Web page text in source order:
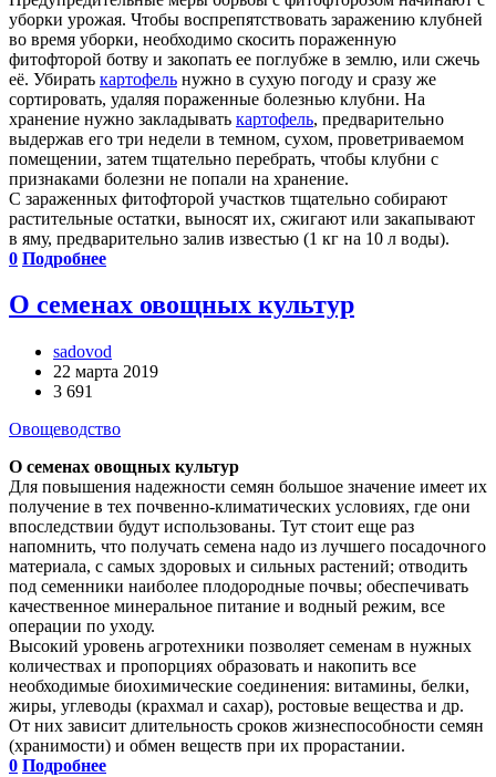
уборки урожая. Чтобы воспрепятствовать заражению клубней
во время уборки, необходимо скосить пораженную
фитофторой ботву и закопать ее поглубже в землю, или сжечь
её. Убирать картофель нужно в сухую погоду и сразу же
сортировать, удаляя пораженные болезнью клубни. На
хранение нужно закладывать картофель, предварительно
выдержав его три недели в темном, сухом, проветриваемом
помещении, затем тщательно перебрать, чтобы клубни с
признаками болезни не попали на хранение.
С зараженных фитофторой участков тщательно собирают
растительные остатки, выносят их, сжигают или закапывают
в яму, предварительно залив известью (1 кг на 10 л воды).
0 Подробнее
О семенах овощных культур
sadovod
22 марта 2019
3 691
Овощеводство
О семенах овощных культур
Для повышения надежности семян большое значение имеет их
получение в тех почвенно-климатических условиях, где они
впоследствии будут использованы. Тут стоит еще раз
напомнить, что получать семена надо из лучшего посадочного
материала, с самых здоровых и сильных растений; отводить
под семенники наиболее плодородные почвы; обеспечивать
качественное минеральное питание и водный режим, все
операции по уходу.
Высокий уровень агротехники позволяет семенам в нужных
количествах и пропорциях образовать и накопить все
необходимые биохимические соединения: витамины, белки,
жиры, углеводы (крахмал и сахар), ростовые вещества и др.
От них зависит длительность сроков жизнеспособности семян
(хранимости) и обмен веществ при их прорастании.
0 Подробнее